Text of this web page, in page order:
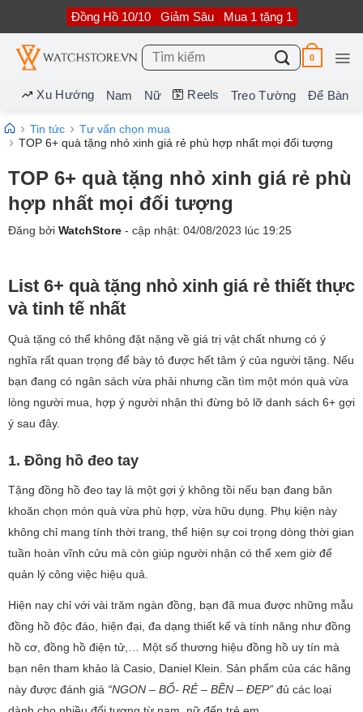
nội
dung
Đồng Hồ 10/10 Giảm Sâu Mua 1 tặng 1
Tìm
kiếm:
0
Xu Hướng Nam Nữ Reels Treo Tường Để Bàn
Tin tức
Tư vấn chọn mua
TOP 6+ quà tặng nhỏ xinh giá rẻ phù hợp nhất mọi đối tượng
TOP 6+ quà tặng nhỏ xinh giá rẻ phù
hợp nhất mọi đối tượng
Đăng bởi WatchStore - cập nhật: 04/08/2023 lúc 19:25
List 6+ quà tặng nhỏ xinh giá rẻ thiết thực
và tinh tế nhất
Quà tặng có thể không đặt nặng về giá trị vật chất nhưng có ý
nghĩa rất quan trọng để bày tỏ được hết tâm ý của người tặng. Nếu
bạn đang có ngân sách vừa phải nhưng cần tìm một món quà vừa
lòng người mua, hợp ý người nhận thì đừng bỏ lỡ danh sách 6+ gợi
ý sau đây.
1. Đồng hồ đeo tay
Tặng đồng hồ đeo tay là một gợi ý không tồi nếu bạn đang băn
khoăn chọn món quà vừa phù hợp, vừa hữu dụng. Phụ kiện này
không chỉ mang tính thời trang, thể hiện sự coi trọng dòng thời gian
tuần hoàn vĩnh cửu mà còn giúp người nhận có thể xem giờ để
quản lý công việc hiệu quả.
Hiện nay chỉ với vài trăm ngàn đồng, bạn đã mua được những mẫu
đồng hồ độc đáo, hiện đại, đa dạng thiết kế và tính năng như đồng
hồ cơ, đồng hồ điện tử,… Một số thương hiệu đồng hồ uy tín mà
bạn nên tham khảo là Casio, Daniel Klein. Sản phẩm của các hãng
này được đánh giá “NGON – BỔ- RẺ – BỀN – ĐẸP” đủ các loại